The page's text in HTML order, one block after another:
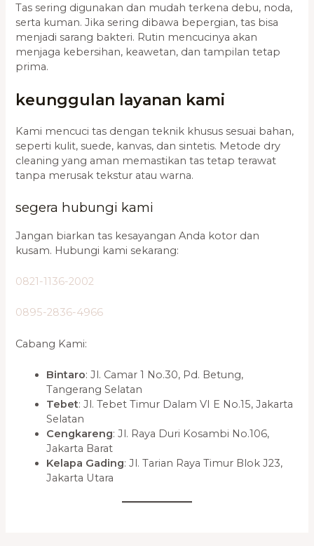
Tas sering digunakan dan mudah terkena debu, noda,
serta kuman. Jika sering dibawa bepergian, tas bisa
menjadi sarang bakteri. Rutin mencucinya akan
menjaga kebersihan, keawetan, dan tampilan tetap
prima.
keunggulan layanan kami
Kami mencuci tas dengan teknik khusus sesuai bahan,
seperti kulit, suede, kanvas, dan sintetis. Metode dry
cleaning yang aman memastikan tas tetap terawat
tanpa merusak tekstur atau warna.
segera hubungi kami
Jangan biarkan tas kesayangan Anda kotor dan
kusam. Hubungi kami sekarang:
0821-1136-2002
0895-2836-4966
Cabang Kami:
Bintaro: Jl. Camar 1 No.30, Pd. Betung,
Tangerang Selatan
Tebet: Jl. Tebet Timur Dalam VI E No.15, Jakarta
Selatan
Cengkareng: Jl. Raya Duri Kosambi No.106,
Jakarta Barat
Kelapa Gading: Jl. Tarian Raya Timur Blok J23,
Jakarta Utara